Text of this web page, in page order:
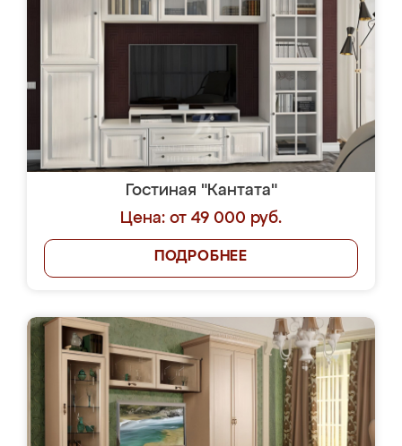
Гостиная "Кантата"
Цена: от 49 000 руб.
ПОДРОБНЕЕ